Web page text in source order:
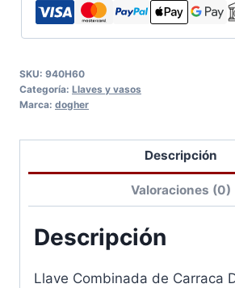
SKU: 940H60
Categoría: Llaves y vasos
Marca: dogher
Descripción
Valoraciones (0)
Descripción
Llave Combinada de Carraca